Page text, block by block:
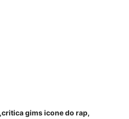
critica gims icone do rap